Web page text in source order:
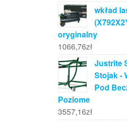
wkład
oryginalny
1066,76zł
Justrite
Stojak -
Pod
Poziome
3557,16zł